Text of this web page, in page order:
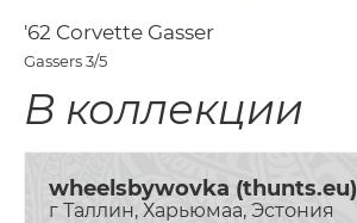
'62 Corvette Gasser
Gassers3/5
В коллекции
wheelsbywovka (thunts.eu)
г Таллин, Харьюмаа, Эстония